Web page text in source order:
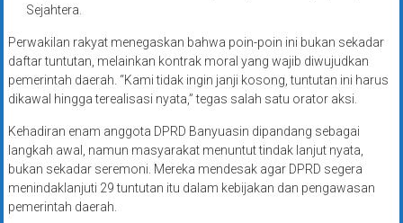
Sejahtera.
Perwakilan rakyat menegaskan bahwa poin-poin ini bukan sekadar
daftar tuntutan, melainkan kontrak moral yang wajib diwujudkan
pemerintah daerah. “Kami tidak ingin janji kosong, tuntutan ini harus
dikawal hingga terealisasi nyata,” tegas salah satu orator aksi.
Kehadiran enam anggota DPRD Banyuasin dipandang sebagai
langkah awal, namun masyarakat menuntut tindak lanjut nyata,
bukan sekadar seremoni. Mereka mendesak agar DPRD segera
menindaklanjuti 29 tuntutan itu dalam kebijakan dan pengawasan
pemerintah daerah.